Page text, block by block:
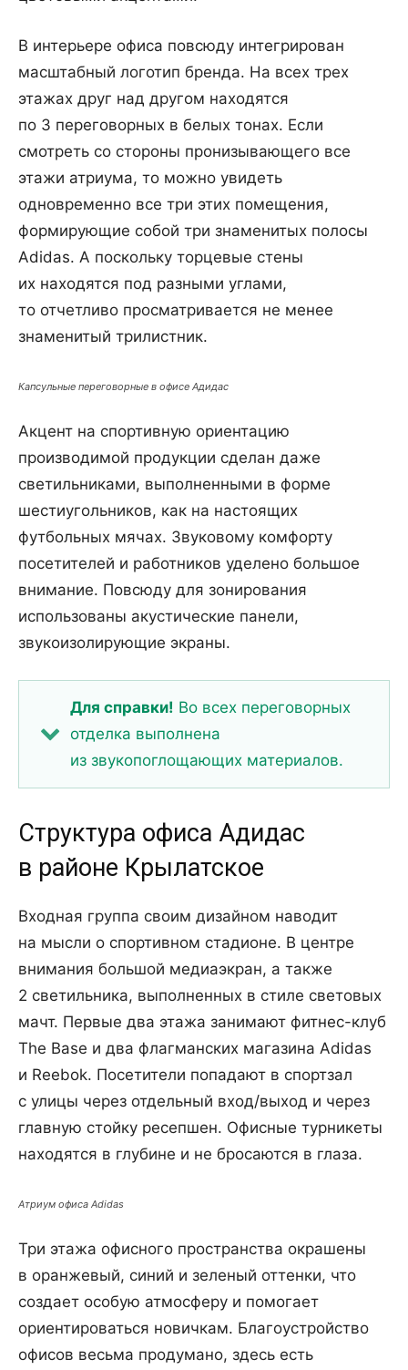
В интерьере офиса повсюду интегрирован
масштабный логотип бренда. На всех трех
этажах друг над другом находятся
по 3 переговорных в белых тонах. Если
смотреть со стороны пронизывающего все
этажи атриума, то можно увидеть
одновременно все три этих помещения,
формирующие собой три знаменитых полосы
Adidas. А поскольку торцевые стены
их находятся под разными углами,
то отчетливо просматривается не менее
знаменитый трилистник.
Капсульные переговорные в офисе Адидас
Акцент на спортивную ориентацию
производимой продукции сделан даже
светильниками, выполненными в форме
шестиугольников, как на настоящих
футбольных мячах. Звуковому комфорту
посетителей и работников уделено большое
внимание. Повсюду для зонирования
использованы акустические панели,
звукоизолирующие экраны.
Для справки! Во всех переговорных
отделка выполнена
из звукопоглощающих материалов.
Структура офиса Адидас
в районе Крылатское
Входная группа своим дизайном наводит
на мысли о спортивном стадионе. В центре
внимания большой медиаэкран, а также
2 светильника, выполненных в стиле световых
мачт. Первые два этажа занимают фитнес-клуб
The Base и два флагманских магазина Adidas
и Reebok. Посетители попадают в спортзал
с улицы через отдельный вход/выход и через
главную стойку ресепшен. Офисные турникеты
находятся в глубине и не бросаются в глаза.
Атриум офиса Adidas
Три этажа офисного пространства окрашены
в оранжевый, синий и зеленый оттенки, что
создает особую атмосферу и помогает
ориентироваться новичкам. Благоустройство
офисов весьма продумано, здесь есть